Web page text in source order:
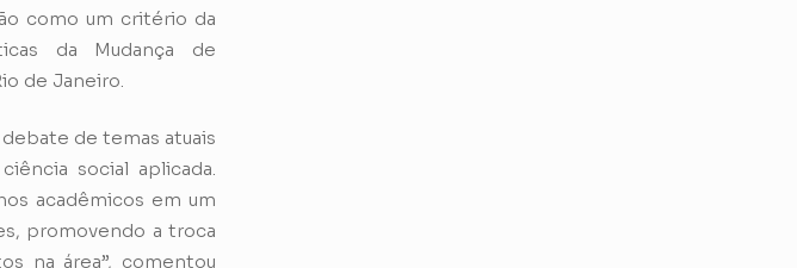
como um critério da
da Mudança de
de Janeiro.
de temas atuais
social aplicada.
acadêmicos em um
promovendo a troca
na área”, comentou